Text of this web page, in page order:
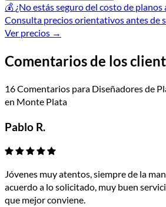
💰 ¿No estás seguro del costo de
Consulta precios orientativos antes de
Ver precios →
Comentarios de los
16 Comentarios para Diseñadores de
en Monte Plata
Pablo R.
Jóvenes muy atentos, siempre de la
acuerdo a lo solicitado, muy buen
que mejor conviene.